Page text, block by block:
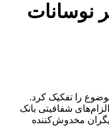
نوسانات
را تفکیک کرد.
شفافیتی بانک
مخدوش‌کننده